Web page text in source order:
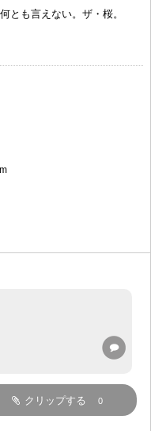
とも言えない。ザ・桜。
クリップする 0